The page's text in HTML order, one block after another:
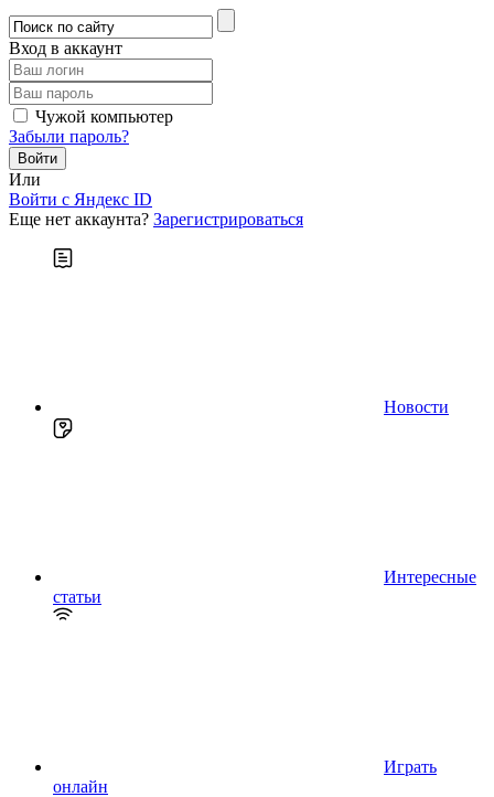
Вход в аккаунт
Чужой компьютер
Забыли пароль?
Или
Войти c Яндекс ID
Еще нет аккаунта? Зарегистрироваться
Новости
Интересные
статьи
Играть
онлайн